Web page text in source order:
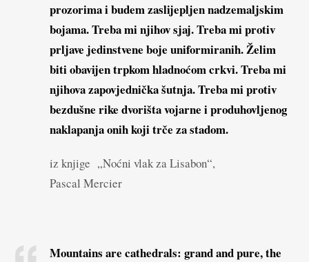
prozorima i budem zaslijepljen nadzemaljskim
bojama. Treba mi njihov sjaj. Treba mi protiv
prljave jedinstvene boje uniformiranih. Želim
biti obavijen trpkom hladnoćom crkvi. Treba mi
njihova zapovjednička šutnja. Treba mi protiv
bezdušne rike dvorišta vojarne i produhovljenog
naklapanja onih koji trče za stadom.
iz knjige „Noćni vlak za Lisabon“,
Pascal Mercier
Mountains are cathedrals: grand and pure, the